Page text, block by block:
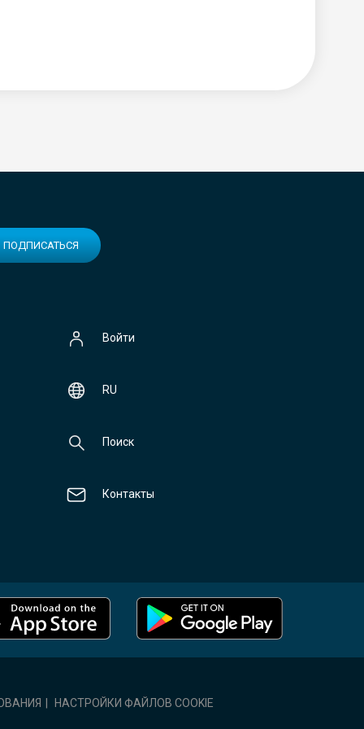
ПОДПИСАТЬСЯ
Войти
RU
Поиск
Контакты
| НАСТРОЙКИ ФАЙЛОВ COOKIE